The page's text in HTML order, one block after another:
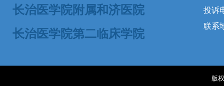
投诉
联系
长治医学院附属和济医院
长治医学院第二临床学院
版